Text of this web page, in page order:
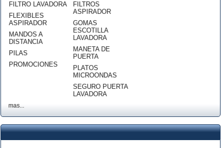
FILTRO LAVADORA
FLEXIBLES
ASPIRADOR
MANDOS A
DISTANCIA
PILAS
PROMOCIONES
FILTROS
ASPIRADOR
GOMAS
ESCOTILLA
LAVADORA
MANETA DE
PUERTA
PLATOS
MICROONDAS
SEGURO PUERTA
LAVADORA
mas...